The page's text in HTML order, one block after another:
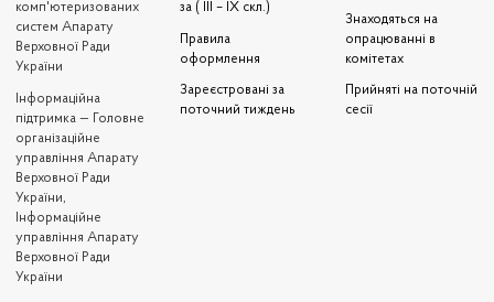
комп'ютеризованих
систем Апарату
Верховної Ради
України
Iнформаційна
підтримка — Головне
організаційне
управління Апарату
Верховної Ради
України,
Інформаційне
управління Апарату
Верховної Ради
України
за ( III – IX скл.)
Правила
оформлення
Зареєстровані за
поточний тиждень
Знаходяться на
опрацюванні в
комітетах
Прийняті на поточній
сесії